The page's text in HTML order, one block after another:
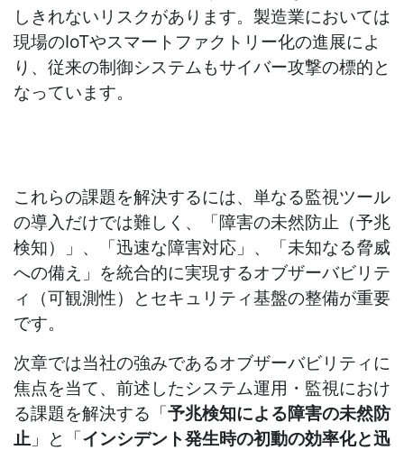
しきれないリスクがあります。製造業においては
現場のIoTやスマートファクトリー化の進展によ
り、従来の制御システムもサイバー攻撃の標的と
なっています。
これらの課題を解決するには、単なる監視ツール
の導入だけでは難しく、「障害の未然防止（予兆
検知）」、「迅速な障害対応」、「未知なる脅威
への備え」を統合的に実現するオブザーバビリテ
ィ（可観測性）とセキュリティ基盤の整備が重要
です。
次章では当社の強みであるオブザーバビリティに
焦点を当て、前述したシステム運用・監視におけ
る課題を解決する「予兆検知による障害の未然防
止 」と「インシデント発生時の初動の効率化と迅